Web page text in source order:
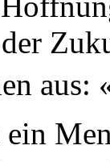
aus: